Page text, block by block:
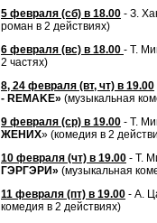
5 февраля (сб) в 18.00 - З.
роман в 2 действиях)
6 февраля (вс) в 18.00 - Т.
2 частях)
8, 24 февраля (вт, чт) в 19.00
- REMAKE» (музыкальная
9 февраля (ср) в 19.00 - Т.
ЖЕНИХ» (комедия в 2
10 февраля (чт) в 19.00 - Т.
ГЭРГЭРИ» (музыкальная
11 февраля (пт) в 19.00 - А.
комедия в 2 действиях)